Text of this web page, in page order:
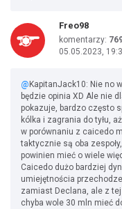
Freo98
komentarzy:
05.05.2023,
@ KapitanJack10: Nie no
będzie opinia XD Ale nie
pokazuje, bardzo często
kólka i zagrania do tyłu,
w porównaniu z caicedo
taktycznie są oba
powinien mieć o wiele
Caicedo dużo bardziej
umiejętnościa
zamiast Declana, ale z
chyba wole 30 mln mieć